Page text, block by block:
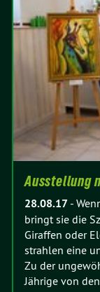
Ausstellung
28.08.17 -
bringt sie die
Giraffen oder
strahlen eine
Zu der
Jährige von